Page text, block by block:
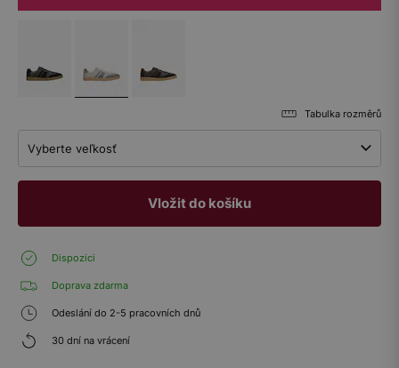
Tabulka rozměrů
Vyberte veľkosť
Vložit do košíku
Dispozici
Doprava zdarma
Odeslání do 2-5 pracovních dnů
30 dní na vrácení